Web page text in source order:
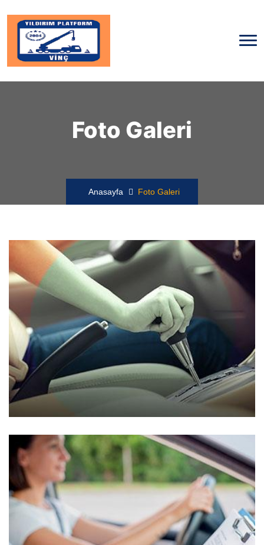
Foto Galeri
Anasayfa Foto Galeri